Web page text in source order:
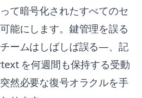
て暗号化されたすべてのセ
能にします。鍵管理を誤る
ームはしばしば誤る—、記
を何週間も保持する受動
然必要な復号オラクルを手